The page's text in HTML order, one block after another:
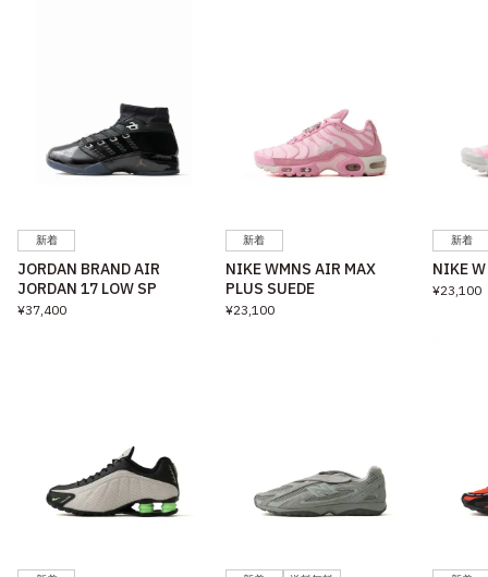
新着
JORDAN BRAND AIR
JORDAN 17 LOW SP
¥37,400
新着
NIKE WMNS AIR MAX
PLUS SUEDE
¥23,100
新着
NIKE
¥23,100